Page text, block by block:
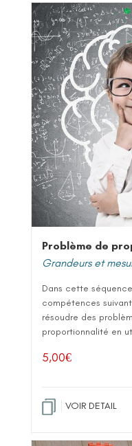
Problème de
Grandeurs et
Dans cette
compétences
résoudre des
proportionnalité en
5,00€
VOIR DETAIL